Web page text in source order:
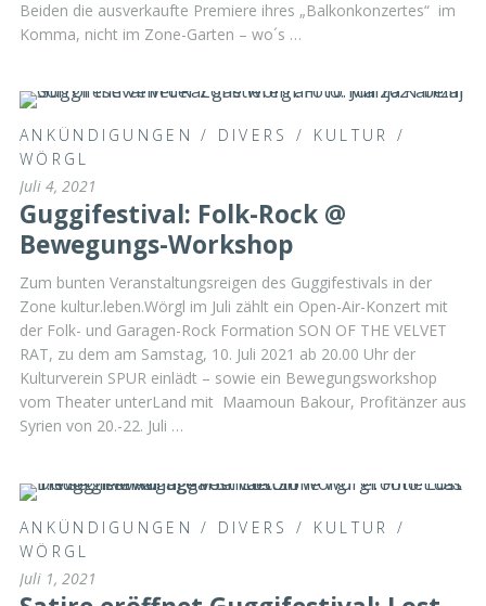
Beiden die ausverkaufte Premiere ihres „Balkonkonzertes“ im
Komma, nicht im Zone-Garten – wo´s …
ANKÜNDIGUNGEN / DIVERS / KULTUR
/
WÖRGL
Juli 4, 2021
Guggifestival: Folk-Rock @
Bewegungs-Workshop
Zum bunten Veranstaltungsreigen des Guggifestivals in der
Zone kultur.leben.Wörgl im Juli zählt ein Open-Air-Konzert mit
der Folk- und Garagen-Rock Formation SON OF THE VELVET
RAT, zu dem am Samstag, 10. Juli 2021 ab 20.00 Uhr der
Kulturverein SPUR einlädt – sowie ein Bewegungsworkshop
vom Theater unterLand mit Maamoun Bakour, Profitänzer aus
Syrien von 20.-22. Juli …
ANKÜNDIGUNGEN / DIVERS / KULTUR
/
WÖRGL
Juli 1, 2021